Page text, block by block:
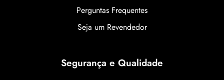
Perguntas Frequentes
Seja um Revendedor
Segurança e Qualidade